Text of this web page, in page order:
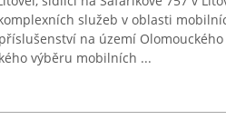
služeb v oblasti
na území
výběru mobilních ...